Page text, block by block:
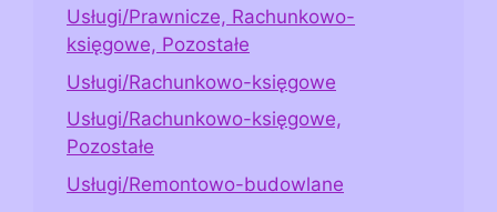
Usługi/Prawnicze, Rachunkowo-
księgowe, Pozostałe
Usługi/Rachunkowo-księgowe
Usługi/Rachunkowo-księgowe,
Pozostałe
Usługi/Remontowo-budowlane